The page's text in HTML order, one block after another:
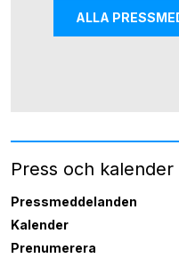
ALLA
Press och kalender
Pressmeddelanden
Kalender
Prenumerera